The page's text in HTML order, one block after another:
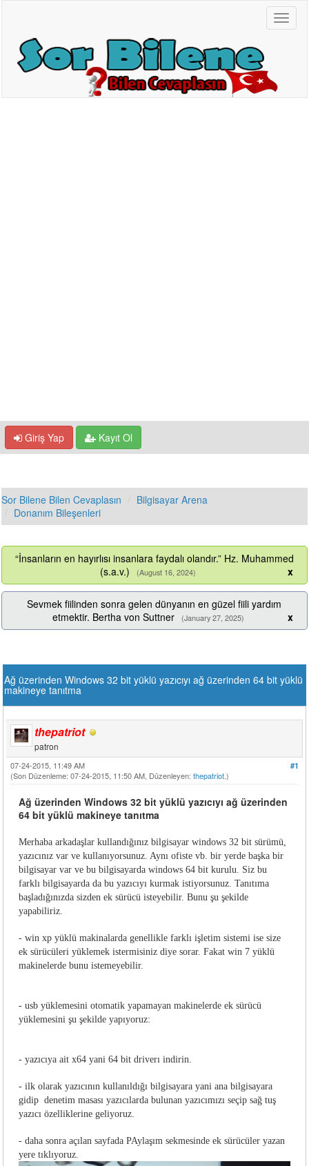
Giriş Yap Kayıt Ol
Sor Bilene Bilen Cevaplasın
Bilgisayar Arena
Donanım Bileşenleri
“İnsanların en hayırlısı insanlara faydalı olandır.” Hz. Muhammed
(s.a.v.)
(August 16, 2024) x
Sevmek fiilinden sonra gelen dünyanın en güzel fiili yardım
etmektir. Bertha von Suttner
(January 27, 2025) x
Ağ üzerinden Windows 32 bit yüklü yazıcıyı ağ üzerinden 64 bit yüklü
makineye tanıtma
thepatriot
patron
#1
07-24-2015, 11:49 AM
(Son Düzenleme: 07-24-2015, 11:50 AM, Düzenleyen:thepatriot.)
Ağ üzerinden Windows 32 bit yüklü yazıcıyı ağ üzerinden
64 bit yüklü makineye tanıtma
Merhaba arkadaşlar kullandığınız bilgisayar windows 32 bit sürümü,
yazıcınız var ve kullanıyorsunuz. Aynı ofiste vb. bir yerde başka bir
bilgisayar var ve bu bilgisayarda windows 64 bit kurulu. Siz bu
farklı bilgisayarda da bu yazıcıyı kurmak istiyorsunuz. Tanıtıma
başladığınızda sizden ek sürücü isteyebilir. Bunu şu şekilde
yapabiliriz.
- win xp yüklü makinalarda genellikle farklı işletim sistemi ise size
ek sürücüleri yüklemek istermisiniz diye sorar. Fakat win 7 yüklü
makinelerde bunu istemeyebilir.
- usb yüklemesini otomatik yapamayan makinelerde ek sürücü
yüklemesini şu şekilde yapıyoruz:
- yazıcıya ait x64 yani 64 bit driverı indirin.
- ilk olarak yazıcının kullanıldığı bilgisayara yani ana bilgisayara
gidip denetim masası yazıcılarda bulunan yazıcımızı seçip sağ tuş
yazıcı özelliklerine geliyoruz.
- daha sonra açılan sayfada PAylaşım sekmesinde ek sürücüler yazan
yere tıklıyoruz.